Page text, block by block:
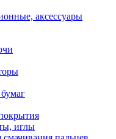
аксессуары
иглы